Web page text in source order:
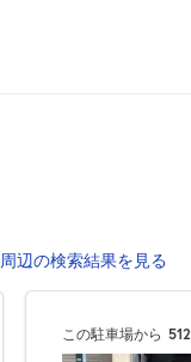
周辺の検索結果を見る
この駐車場から